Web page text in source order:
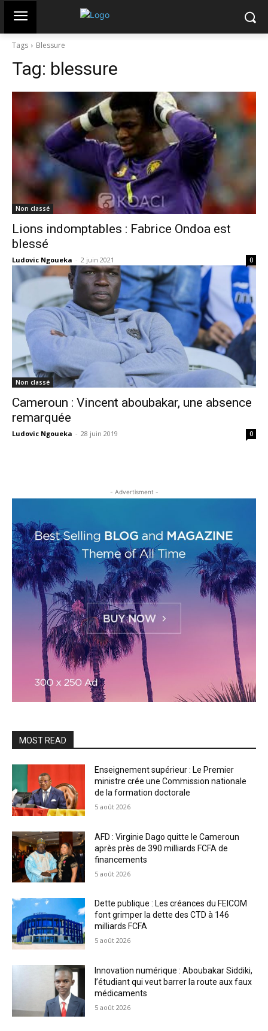
Tags Blessure
Tag: blessure
Non classé
Lions indomptables : Fabrice Ondoa est
blessé
Ludovic Ngoueka - 2 juin 2021 0
Non classé
Cameroun : Vincent aboubakar, une absence
remarquée
Ludovic Ngoueka - 28 juin 2019 0
- Advertisment -
MOST READ
Enseignement supérieur : Le Premier
ministre crée une Commission nationale
de la formation doctorale
5 août 2026
AFD : Virginie Dago quitte le Cameroun
après près de 390 milliards FCFA de
financements
5 août 2026
Dette publique : Les créances du FEICOM
font grimper la dette des CTD à 146
milliards FCFA
5 août 2026
Innovation numérique : Aboubakar Siddiki,
l’étudiant qui veut barrer la route aux faux
médicaments
5 août 2026